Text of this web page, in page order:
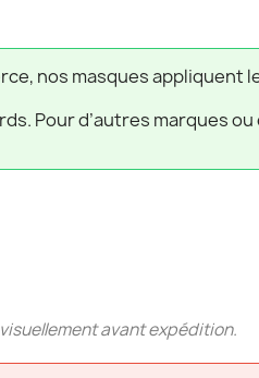
nos masques appliquent
Pour d’autres marques
avant expédition.